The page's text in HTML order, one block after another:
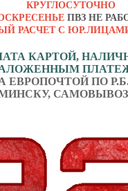
КРУГЛОСУТОЧНО
ПВЗ НЕ
РАСЧЕТ С
КАРТОЙ,
ЕВРОПОЧТОЙ ПО
САМОВЫВОЗ